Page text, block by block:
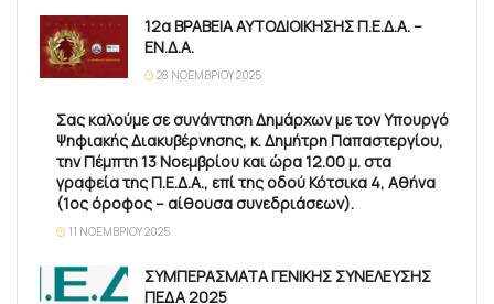
12α ΒΡΑΒΕΙΑ ΑΥΤΟΔΙΟΙΚΗΣΗΣ Π.Ε.Δ.Α. –
ΕΝ.Δ.Α.
28 ΝΟΕΜΒΡΊΟΥ 2025
Σας καλούμε σε συνάντηση Δημάρχων με τον Υπουργό
Ψηφιακής Διακυβέρνησης, κ. Δημήτρη Παπαστεργίου,
την Πέμπτη 13 Νοεμβρίου και ώρα 12.00 μ. στα
γραφεία της Π.Ε.Δ.Α., επί της οδού Κότσικα 4, Αθήνα
(1ος όροφος – αίθουσα συνεδριάσεων).
11 ΝΟΕΜΒΡΊΟΥ 2025
ΣΥΜΠΕΡΑΣΜΑΤΑ ΓΕΝΙΚΗΣ ΣΥΝΕΛΕΥΣΗΣ
ΠΕΔΑ 2025